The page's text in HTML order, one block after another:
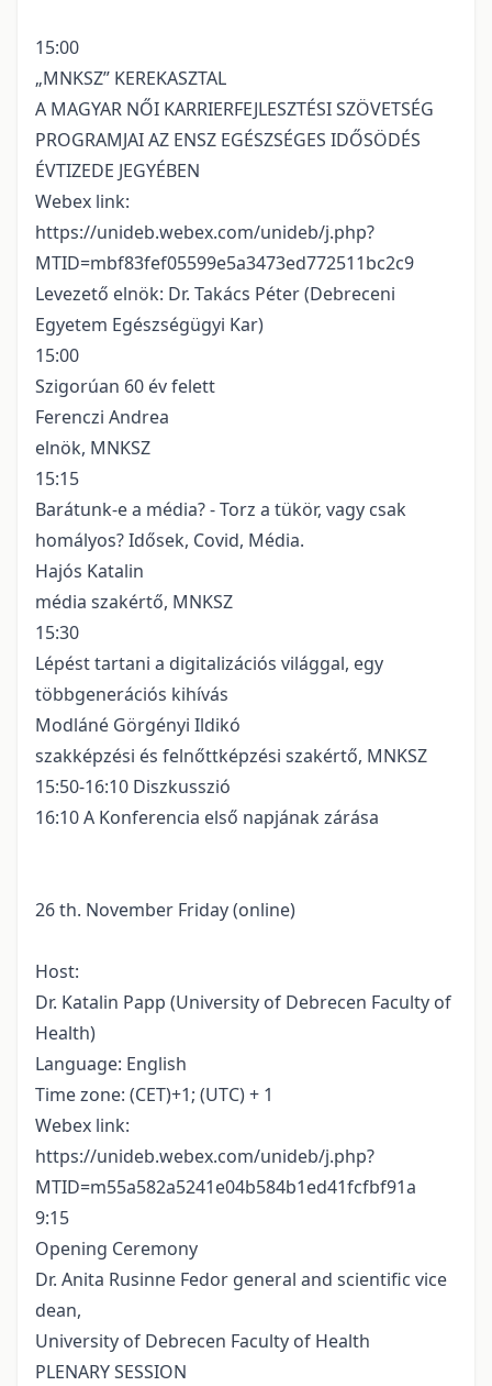
15:00
„MNKSZ” KEREKASZTAL
A MAGYAR NŐI KARRIERFEJLESZTÉSI SZÖVETSÉG
PROGRAMJAI AZ ENSZ EGÉSZSÉGES IDŐSÖDÉS
ÉVTIZEDE JEGYÉBEN
Webex link:
https://unideb.webex.com/unideb/j.php?
MTID=mbf83fef05599e5a3473ed772511bc2c9
Levezető elnök: Dr. Takács Péter (Debreceni
Egyetem Egészségügyi Kar)
15:00
Szigorúan 60 év felett
Ferenczi Andrea
elnök, MNKSZ
15:15
Barátunk-e a média? - Torz a tükör, vagy csak
homályos? Idősek, Covid, Média.
Hajós Katalin
média szakértő, MNKSZ
15:30
Lépést tartani a digitalizációs világgal, egy
többgenerációs kihívás
Modláné Görgényi Ildikó
szakképzési és felnőttképzési szakértő, MNKSZ
15:50-16:10 Diszkusszió
16:10 A Konferencia első napjának zárása
26 th. November Friday (online)
Host:
Dr. Katalin Papp (University of Debrecen Faculty of
Health)
Language: English
Time zone: (CET)+1; (UTC) + 1
Webex link:
https://unideb.webex.com/unideb/j.php?
MTID=m55a582a5241e04b584b1ed41fcfbf91a
9:15
Opening Ceremony
Dr. Anita Rusinne Fedor general and scientific vice
dean,
University of Debrecen Faculty of Health
PLENARY SESSION